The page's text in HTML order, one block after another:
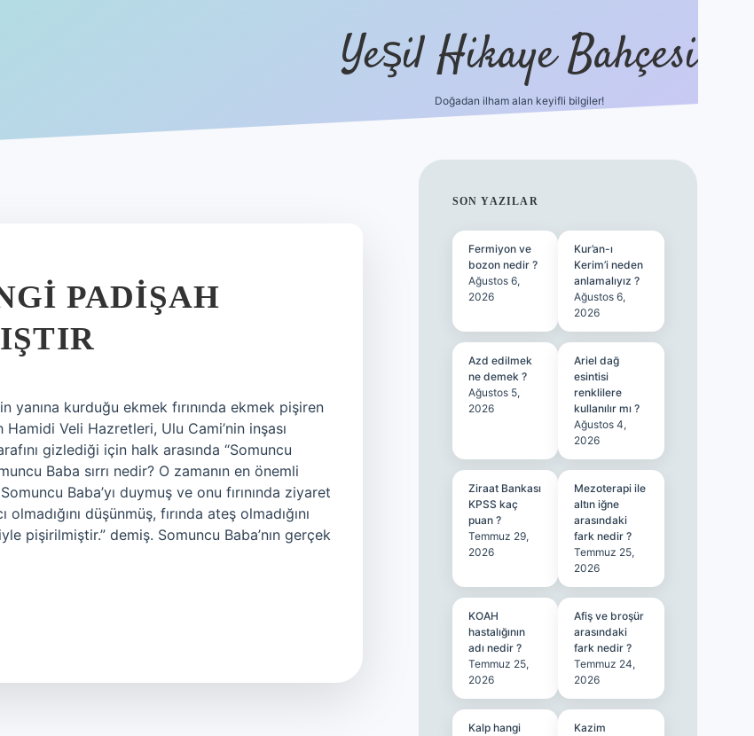
Yeşil Hikaye Bahçesi
Doğadan ilham alan keyifli bilgiler!
PADIŞAH
yanına kurduğu ekmek fırınında ekmek pişiren
Veli Hazretleri, Ulu Cami’nin inşası
gizlediği için halk arasında “Somuncu
Baba sırrı nedir? O zamanın en önemli
Baba’yı duymuş ve onu fırınında ziyaret
düşünmüş, fırında ateş olmadığını
pişirilmiştir.” demiş. Somuncu Baba’nın gerçek
SIDEBAR
SON YAZILAR
Fermiyon ve
bozon nedir ?
Ağustos 6,
2026
Kur’an-ı
Kerim’i neden
anlamalıyız ?
Ağustos 6,
2026
Azd edilmek
ne demek ?
Ağustos 5,
2026
Ariel dağ
esintisi
renklilere
kullanılır mı ?
Ağustos 4,
2026
Ziraat Bankası
KPSS kaç
puan ?
Temmuz 29,
2026
Mezoterapi ile
altın iğne
arasındaki
fark nedir ?
Temmuz 25,
2026
KOAH
hastalığının
adı nedir ?
Temmuz 25,
2026
Afiş ve broşür
arasındaki
fark nedir ?
Temmuz 24,
2026
Kalp hangi
Kazim
ilbet